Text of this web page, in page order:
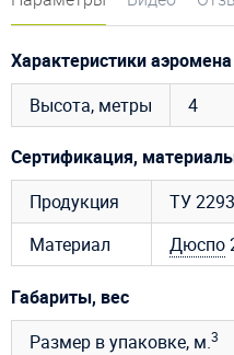
Характеристики аэромена
Высота, метры
4
Сертификация,
Продукция
ТУ
Материал
Дюспо
Габариты, вес
Размер в упаковке, м.3